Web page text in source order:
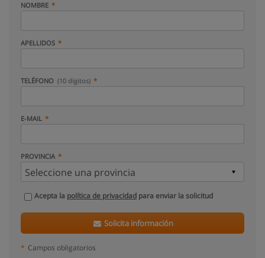
NOMBRE
APELLIDOS
TELÉFONO (10 dígitos)
E-MAIL
PROVINCIA
Acepta la política de privacidad para enviar la solicitud
Solicita información
* Campos obligatorios